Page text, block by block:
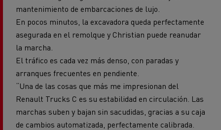
mantenimiento de embarcaciones de lujo.
En pocos minutos, la excavadora queda perfectamente
asegurada en el remolque y Christian puede reanudar
la marcha.
El tráfico es cada vez más denso, con paradas y
arranques frecuentes en pendiente.
“Una de las cosas que más me impresionan del
Renault Trucks C es su estabilidad en circulación. Las
marchas suben y bajan sin sacudidas, gracias a su caja
de cambios automatizada, perfectamente calibrada.